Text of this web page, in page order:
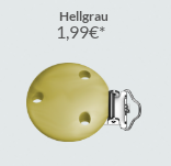
Hellgrau
1,99€